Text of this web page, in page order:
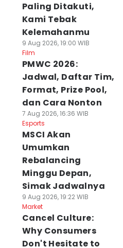
Paling Ditakuti,
Kami Tebak
Kelemahanmu
9 Aug 2026, 19:00 WIB
Film
PMWC 2026:
Jadwal, Daftar Tim,
Format, Prize Pool,
dan Cara Nonton
7 Aug 2026, 16:36 WIB
Esports
MSCI Akan
Umumkan
Rebalancing
Minggu Depan,
Simak Jadwalnya
9 Aug 2026, 19:22 WIB
Market
Cancel Culture:
Why Consumers
Don't Hesitate to